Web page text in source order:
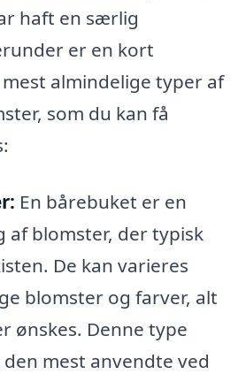
haft en særlig
er en kort
almindelige typer af
som du kan få
En bårebuket er en
af blomster, der typisk
De kan varieres
blomster og farver, alt
ønskes. Denne type
mest anvendte ved